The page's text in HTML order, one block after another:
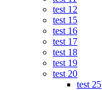
test 12
test 15
test 16
test 17
test 18
test 19
test 20
test 25